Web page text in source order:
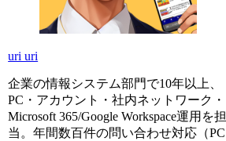
uri uri
企業の情報システム部門で10年以上、
PC・アカウント・社内ネットワーク・
Microsoft 365/Google Workspace運用を担
当。年間数百件の問い合わせ対応（PC